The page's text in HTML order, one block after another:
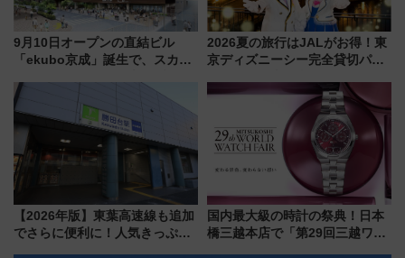
9月10日オープンの直結ビル
「ekubo京成」誕生で、スカイ
新鎌ヶ谷はどう変わる？ 全テナ
ント情報も公開！
2026夏の旅行はJALがお得！東
京ディズニーシー完全貸切パー
ーン始まる 条件は「夏の国内
【2026年版】東葉高速線も追加
でさらに便利に！人気きっぷ
国内最大級の時計の祭典！日本
橋三越本店で「第29回三越ワー